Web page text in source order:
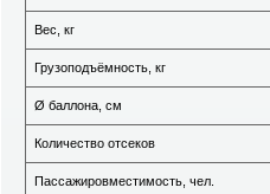
Вес, кг
Грузоподъёмность, кг
Ø баллона, см
Количество отсеков
Пассажировместимость, чел.